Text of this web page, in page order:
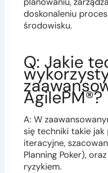
doskonaleniu
środowisku.
Q: Jakie
AgilePM®?
A: W
się techniki takie jak
iteracyjne,
Planning Poker),
ryzykiem.